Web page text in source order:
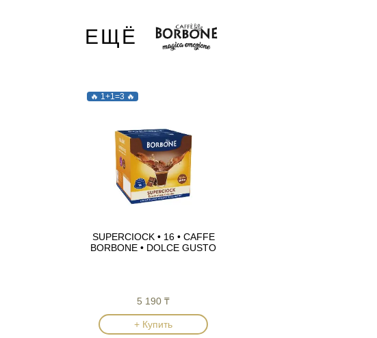
ЕЩЁ
🔥 1+1=3 🔥
SUPERCIOCK • 16 • CAFFE
5 190 ₸
+ Купить